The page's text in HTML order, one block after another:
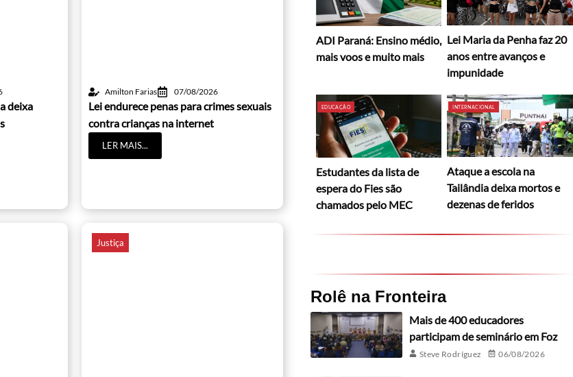
deixa
Amilton Farias 07/08/2026
Lei endurece penas para crimes sexuais
contra crianças na internet
LER MAIS...
Justiça
ADI Paraná: Ensino médio,
mais voos e muito mais
Lei Maria da Penha faz 20
anos entre avanços e
impunidade
EDUCAÇÃO
Estudantes da lista de
espera do Fies são
chamados pelo MEC
INTERNACIONAL
Ataque a escola na
Tailândia deixa mortos e
dezenas de feridos
Rolê na Fronteira
Mais de 400 educadores
participam de seminário em Foz
Steve Rodríguez 06/08/2026